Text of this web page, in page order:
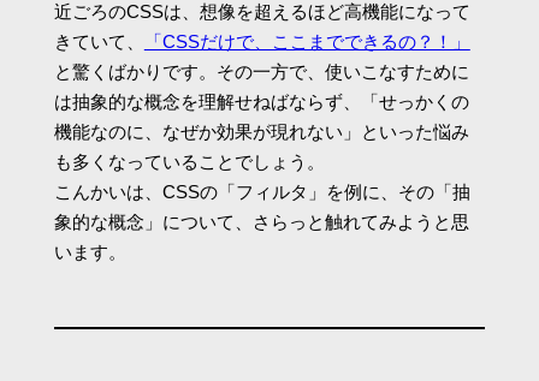
近ごろのCSSは、想像を超えるほど高機能になって
きていて、
「CSSだけで、ここまでできるの？！」
と驚くばかりです。その一方で、使いこなすために
は抽象的な概念を理解せねばならず、「せっかくの
機能なのに、なぜか効果が現れない」といった悩み
も多くなっていることでしょう。
こんかいは、CSSの「フィルタ」を例に、その「抽
象的な概念」について、さらっと触れてみようと思
います。